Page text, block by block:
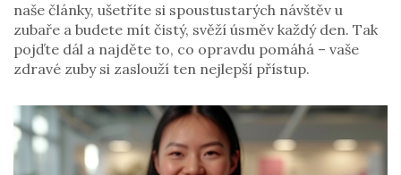
naše články, ušetříte si spoustustarých návštěv u
zubaře a budete mít čistý, svěží úsměv každý den. Tak
pojďte dál a najděte to, co opravdu pomáhá – vaše
zdravé zuby si zaslouží ten nejlepší přístup.